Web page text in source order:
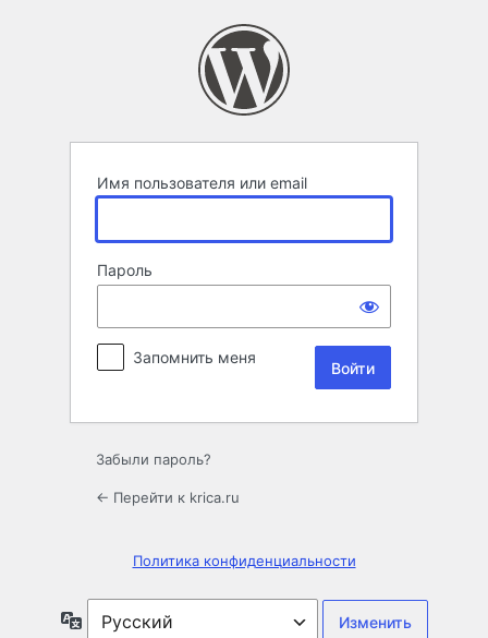
Имя пользователя или email
Пароль
Запомнить меня
Забыли пароль?
← Перейти к krica.ru
Политика конфиденциальности
Язык